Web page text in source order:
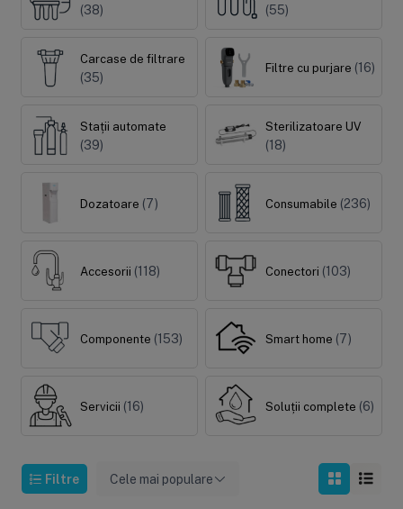
(38) (55)
Carcase de filtrare
(35)
Filtre cu purjare (16)
Stații automate
(39)
Sterilizatoare UV
(18)
Dozatoare (7) Consumabile (236)
Accesorii (118) Conectori (103)
Componente (153) Smart home (7)
Servicii (16) Soluții complete (6)
Filtre Cele mai populare